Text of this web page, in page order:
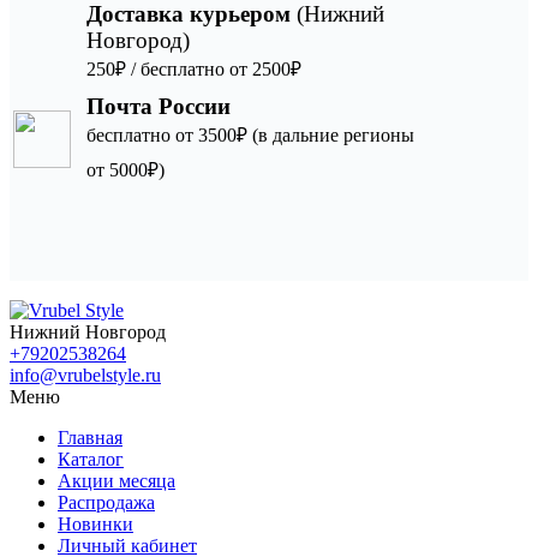
Доставка курьером (Нижний
Новгород)
250₽ / бесплатно от 2500₽
Почта России
бесплатно от 3500₽ (в дальние регионы
от 5000₽)
Нижний Новгород
+79202538264
info@vrubelstyle.ru
Меню
Главная
Каталог
Акции месяца
Распродажа
Новинки
Личный кабинет